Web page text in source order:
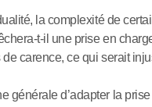
la complexité de
t-il une prise en
carence, ce qui serait
générale d’adapter la